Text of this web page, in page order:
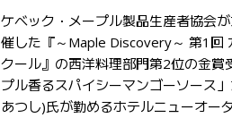
ケベック・メープル製品生産者協会
催した『～Maple Discovery～ 第1回
クール』の西洋料理部門第2位の金
プル香るスパイシーマンゴーソース
あつし)氏が勤めるホテルニューオー